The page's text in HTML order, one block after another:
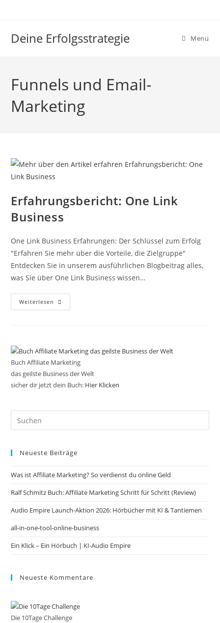
Deine Erfolgsstrategie Menü
Funnels und Email-
Marketing
Erfahrungsbericht: One Link
Business
One Link Business Erfahrungen: Der Schlüssel zum Erfolg
"Erfahren Sie mehr über die Vorteile, die Zielgruppe"
Entdecken Sie in unserem ausführlichen Blogbeitrag alles,
was Sie über One Link Business wissen…
Weiterlesen Erfahrungsbericht:
One
Buch Affiliate Marketing
das geilste Business der Welt
sicher dir jetzt dein Buch: Hier Klicken
Neueste Beiträge
Was ist Affiliate Marketing? So verdienst du online Geld
Ralf Schmitz Buch: Affiliate Marketing Schritt für Schritt (Review)
Audio Empire Launch-Aktion 2026: Hörbücher mit KI & Tantiemen
all-in-one-tool-online-business
Ein Klick – Ein Hörbuch | KI‑Audio Empire
Neueste Kommentare
Die 10Tage Challenge